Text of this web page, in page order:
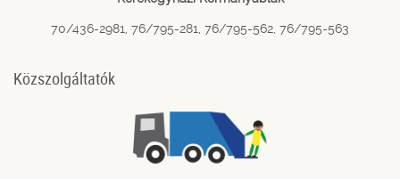
70/436-2981, 76/795-281, 76/795-562, 76/795-563
Közszolgáltatók